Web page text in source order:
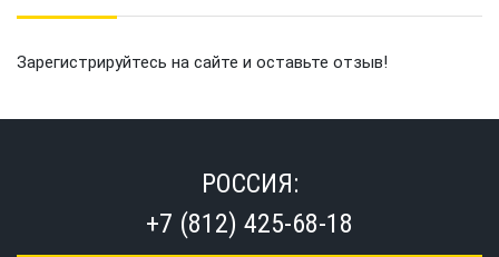
Зарегистрируйтесь на сайте и оставьте отзыв!
РОССИЯ:
+7 (812) 425-68-18